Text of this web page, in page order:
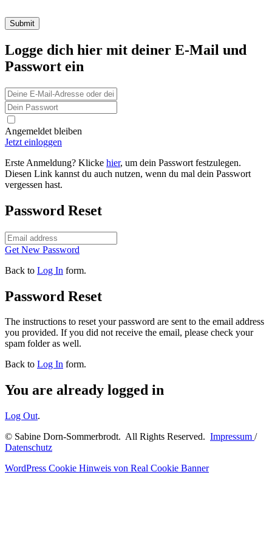
Logge dich hier mit deiner E-Mail und
Passwort ein
Angemeldet bleiben
Jetzt einloggen
Erste Anmeldung? Klicke hier, um dein Passwort festzulegen.
Diesen Link kannst du auch nutzen, wenn du mal dein Passwort
vergessen hast.
Password Reset
Get New Password
Back to Log In form.
Password Reset
The instructions to reset your password are sent to the email address
you provided. If you did not receive the email, please check your
spam folder as well.
Back to Log In form.
You are already logged in
Log Out.
© Sabine Dorn-Sommerbrodt. All Rights Reserved. Impressum /
Datenschutz
WordPress Cookie Hinweis von Real Cookie Banner